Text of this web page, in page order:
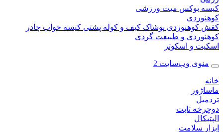
بوکسمیت ورزشی
کوهنوردیپوشاککیف و کوله پشتیکیسه خوابچادر
و طبیعت گردی
و اسکوتر
وب‌سایت 2
ثابت
سلامت